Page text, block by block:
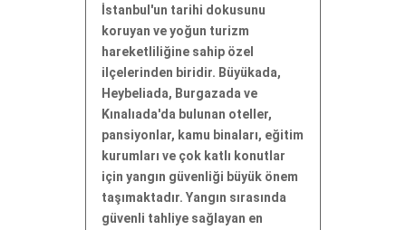
İstanbul'un tarihi dokusunu
koruyan ve yoğun turizm
hareketliliğine sahip özel
ilçelerinden biridir. Büyükada,
Heybeliada, Burgazada ve
Kınalıada'da bulunan oteller,
pansiyonlar, kamu binaları, eğitim
kurumları ve çok katlı konutlar
için yangın güvenliği büyük önem
taşımaktadır. Yangın sırasında
güvenli tahliye sağlayan en